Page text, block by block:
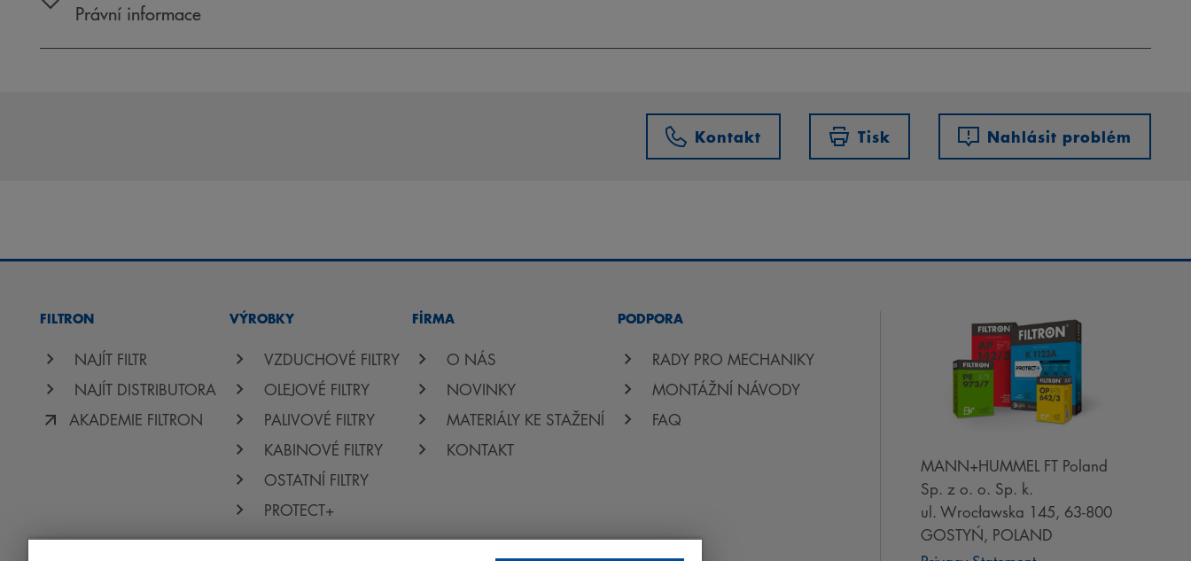
Právní informace
Kontakt Tisk Nahlásit problém
FILTRON
NAJÍT FILTR
NAJÍT DISTRIBUTORA
AKADEMIE FILTRON
VÝROBKY
VZDUCHOVÉ FILTRY
OLEJOVÉ FILTRY
PALIVOVÉ FILTRY
KABINOVÉ FILTRY
OSTATNÍ FILTRY
PROTECT+
FİRMA
O NÁS
NOVINKY
MATERIÁLY KE STAŽENÍ
KONTAKT
PODPORA
RADY PRO MECHANIKY
MONTÁŽNÍ NÁVODY
FAQ
MANN+HUMMEL FT Poland
Sp. z o. o. Sp. k.
ul. Wrocławska 145, 63-800
GOSTYŃ, POLAND